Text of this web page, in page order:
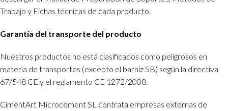
Trabajo y Fichas técnicas de cada producto.
Garantía del transporte del producto
Nuestros productos no está clasificados como peligrosos en
materia de transportes (excepto el barniz SB) según la directiva
67/548 CE y el reglamento CE 1272/2008.
CimentArt Microcement SL contrata empresas externas de